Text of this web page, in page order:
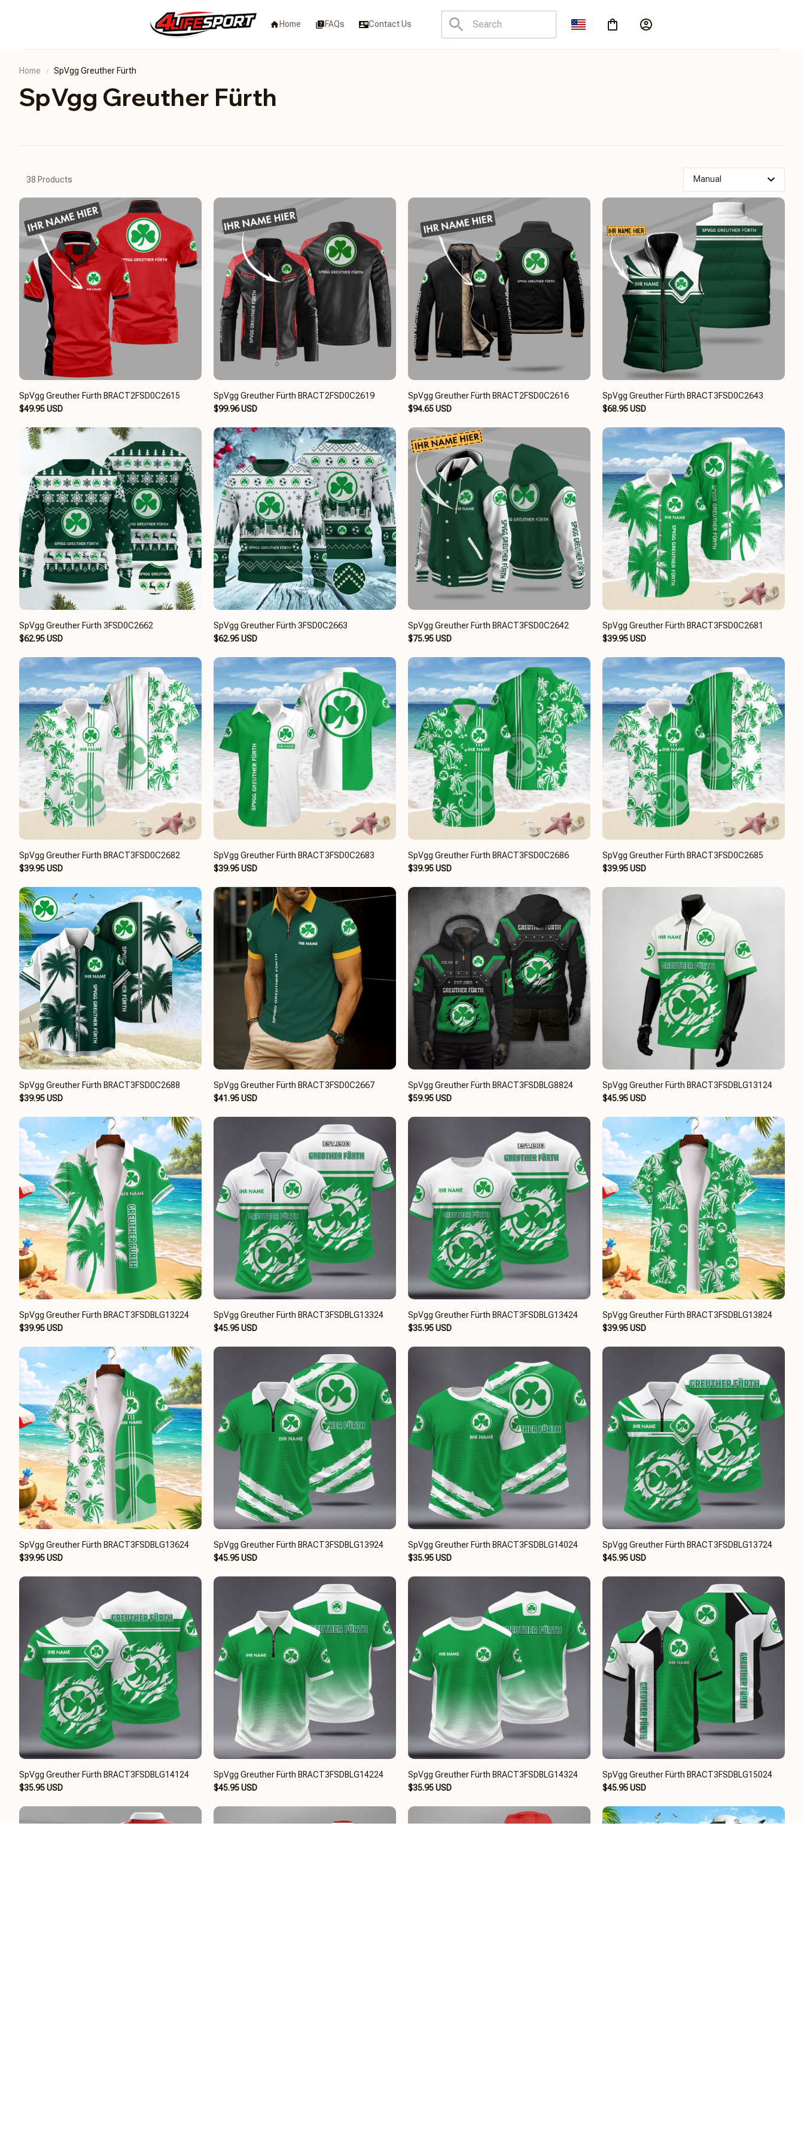
Home FAQs Contact Us
Home SpVgg Greuther Fürth
SpVgg Greuther Fürth
38 Products
SpVgg Greuther Fürth BRACT2FSD0C2615
$49.95 USD
SpVgg Greuther Fürth BRACT2FSD0C2619
$99.96 USD
SpVgg Greuther Fürth BRACT2FSD0C2616
$94.65 USD
SpVgg Greuther Fürth BRACT3FSD0C2643
$68.95 USD
SpVgg Greuther Fürth 3FSD0C2662
$62.95 USD
SpVgg Greuther Fürth 3FSD0C2663
$62.95 USD
SpVgg Greuther Fürth BRACT3FSD0C2642
$75.95 USD
SpVgg Greuther Fürth BRACT3FSD0C2681
$39.95 USD
SpVgg Greuther Fürth BRACT3FSD0C2682
$39.95 USD
SpVgg Greuther Fürth BRACT3FSD0C2683
$39.95 USD
SpVgg Greuther Fürth BRACT3FSD0C2686
$39.95 USD
SpVgg Greuther Fürth BRACT3FSD0C2685
$39.95 USD
SpVgg Greuther Fürth BRACT3FSD0C2688
$39.95 USD
SpVgg Greuther Fürth BRACT3FSD0C2667
$41.95 USD
SpVgg Greuther Fürth BRACT3FSDBLG8824
$59.95 USD
SpVgg Greuther Fürth BRACT3FSDBLG13124
$45.95 USD
SpVgg Greuther Fürth BRACT3FSDBLG13224
$39.95 USD
SpVgg Greuther Fürth BRACT3FSDBLG13324
$45.95 USD
SpVgg Greuther Fürth BRACT3FSDBLG13424
$35.95 USD
SpVgg Greuther Fürth BRACT3FSDBLG13824
$39.95 USD
SpVgg Greuther Fürth BRACT3FSDBLG13624
$39.95 USD
SpVgg Greuther Fürth BRACT3FSDBLG13924
$45.95 USD
SpVgg Greuther Fürth BRACT3FSDBLG14024
$35.95 USD
SpVgg Greuther Fürth BRACT3FSDBLG13724
$45.95 USD
SpVgg Greuther Fürth BRACT3FSDBLG14124
$35.95 USD
SpVgg Greuther Fürth BRACT3FSDBLG14224
$45.95 USD
SpVgg Greuther Fürth BRACT3FSDBLG14324
$35.95 USD
SpVgg Greuther Fürth BRACT3FSDBLG15024
$45.95 USD